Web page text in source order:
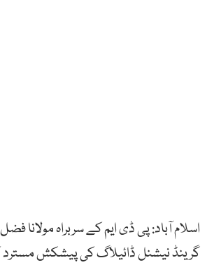
اسلام آباد: پی ڈی ایم کے سربراہ مولانا
گرینڈ نیشنل ڈائیلاگ کی پیشکش